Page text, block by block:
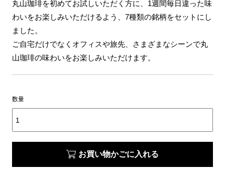
丸山珈琲を初めてお試しいただく方に、1週間毎日違った味
わいをお楽しみいただけるよう、7種類の銘柄をセットにし
ました。
ご自宅だけでなくオフィスや旅先、さまざまなシーンで丸
山珈琲の味わいをお楽しみいただけます。
数量
お買い物かごに入れる